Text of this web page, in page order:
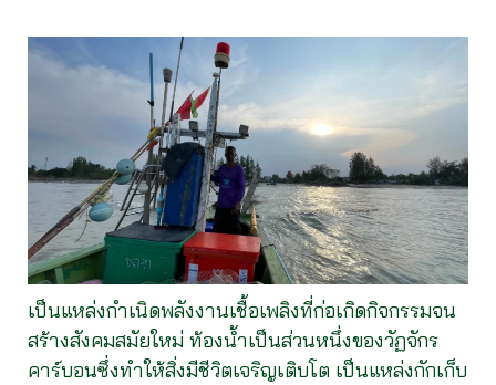
เป็นแหล่งกำเนิดพลังงานเชื้อเพลิงที่ก่อเกิดกิจกรรมจน
สร้างสังคมสมัยใหม่ ท้องน้ำเป็นส่วนหนึ่งของวัฏจักร
คาร์บอนซึ่งทำให้สิ่งมีชีวิตเจริญเติบโต เป็นแหล่งกักเก็บ